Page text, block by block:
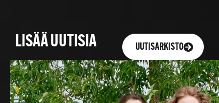
LISÄÄ UUTISIA UUTISARKISTO